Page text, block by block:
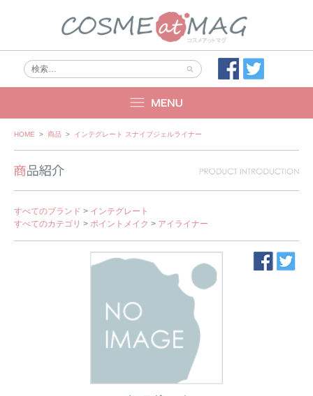
Skip
HOME > 商品 > インテグレート スナイプジェルライナー
すべてのブランド > インテグレート
すべてのカテゴリ > ポイントメイク > アイライナー